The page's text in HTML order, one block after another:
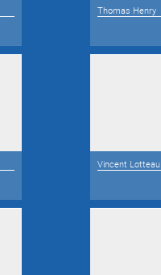
Thomas Henry
Vincent Lotteau